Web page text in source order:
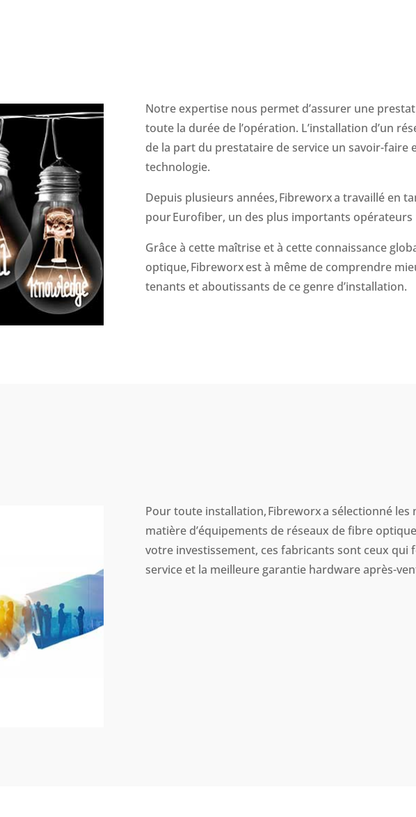
Notre expertise nous permet d’assurer une
toute la durée de l’opération. L’installation d’un
de la part du prestataire de service un savoir-faire
technologie.
Depuis plusieurs années,Fibreworxa travaillé en
pourEurofiber, un des plus importants opérateurs
Grâce à cette maîtrise et à cette connaissance
optique,Fibreworxest à même de comprendre
tenants et aboutissants de ce genre d’installation.
Pour toute installation,Fibreworxa sélectionné les
matière d’équipements de réseaux de fibre
votre investissement, ces fabricants sont ceux qui
service et la meilleure garantie hardware après-